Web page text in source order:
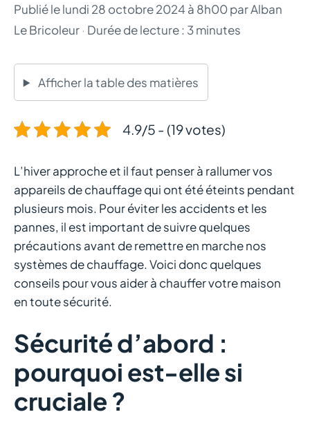
Publié lelundi 28 octobre 2024 à 8h00parAlban
Le Bricoleur · Durée de lecture : 3 minutes
Afficher la table des matières
4.9/5 - (19 votes)
L’hiver approche et il faut penser à rallumer vos
appareils de chauffage qui ont été éteints pendant
plusieurs mois. Pour éviter les accidents et les
pannes, il est important de suivre quelques
précautions avant de remettre en marche nos
systèmes de chauffage. Voici donc quelques
conseils pour vous aider à chauffer votre maison
en toute sécurité.
Sécurité d’abord :
pourquoi est-elle si
cruciale ?